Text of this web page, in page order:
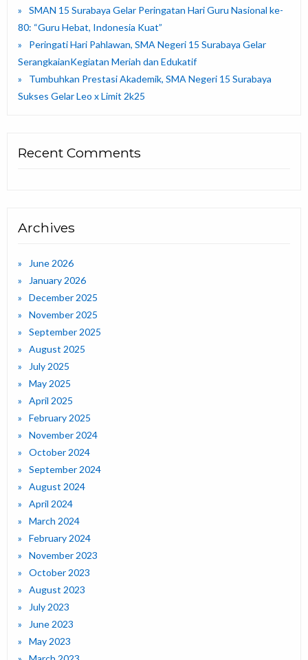
SMAN 15 Surabaya Gelar Peringatan Hari Guru Nasional ke-
80: “Guru Hebat, Indonesia Kuat”
Peringati Hari Pahlawan, SMA Negeri 15 Surabaya Gelar
SerangkaianKegiatan Meriah dan Edukatif
Tumbuhkan Prestasi Akademik, SMA Negeri 15 Surabaya
Sukses Gelar Leo x Limit 2k25
Recent Comments
Archives
June 2026
January 2026
December 2025
November 2025
September 2025
August 2025
July 2025
May 2025
April 2025
February 2025
November 2024
October 2024
September 2024
August 2024
April 2024
March 2024
February 2024
November 2023
October 2023
August 2023
July 2023
June 2023
May 2023